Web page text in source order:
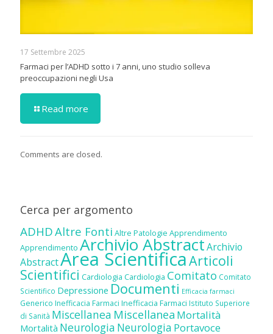
17 Settembre 2025
Farmaci per l’ADHD sotto i 7 anni, uno studio solleva
preoccupazioni negli Usa
Read more
Comments are closed.
Cerca per argomento
ADHDAltre Fonti Altre Patologie Apprendimento
Apprendimento Archivio AbstractArchivio
AbstractArea ScientificaArticoli
Scientifici Cardiologia Cardiologia Comitato Comitato
Scientifico Depressione Documenti Efficacia farmaci
Generico Inefficacia Farmaci Inefficacia Farmaci Istituto Superiore
di Sanità Miscellanea Miscellanea Mortalità
Mortalità Neurologia Neurologia Portavoce